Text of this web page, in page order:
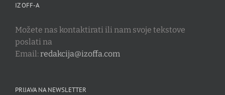
IZ OFF-A
Možete nas kontaktirati ili nam svoje tekstove
poslati na
Email:redakcija@izoffa.com
PRIJAVA NA NEWSLETTER